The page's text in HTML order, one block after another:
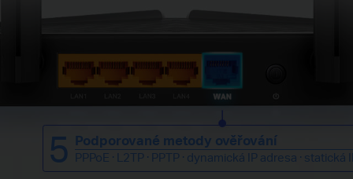
5 Podporované metody ověřování
PPPoE · L2TP · PPTP · dynamická IP adresa · statická